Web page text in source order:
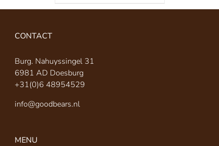
CONTACT
Burg. Nahuyssingel 31
6981 AD Doesburg
+31(0)6 48954529
info@goodbears.nl
MENU